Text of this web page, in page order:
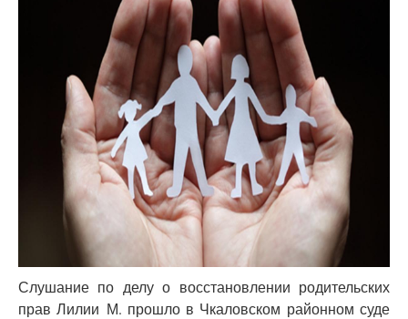
Слушание по делу о восстановлении родительских
прав Лилии М. прошло в Чкаловском районном суде